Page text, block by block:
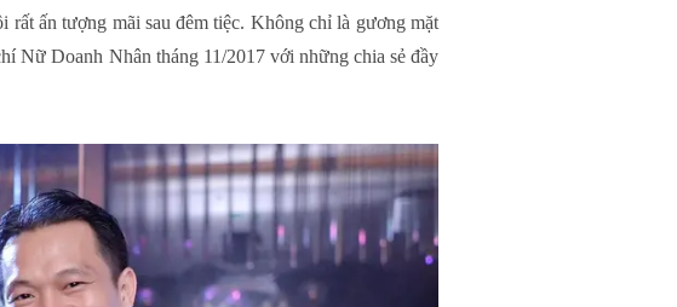
ấn tượng mãi sau đêm tiệc. Không chỉ là gương mặt
Nữ Doanh Nhân tháng 11/2017 với những chia sẻ đầy